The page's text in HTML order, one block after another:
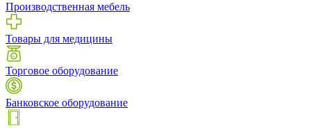
Производственная мебель
Товары для медицины
Торговое оборудование
Банковское оборудование